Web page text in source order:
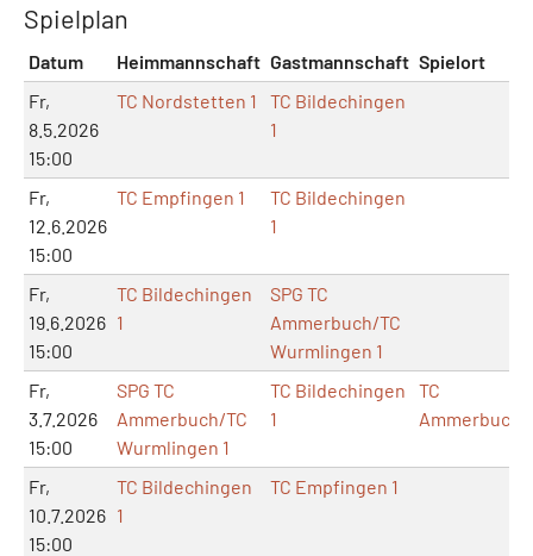
Spielplan
Datum Heimmannschaft Gastmannschaft Spielort
Fr,
8.5.2026
15:00
TC Nordstetten 1
TC Bildechingen
1
Fr,
12.6.2026
15:00
TC Empfingen 1
TC Bildechingen
1
Fr,
19.6.2026
15:00
TC Bildechingen
1
SPG TC
Ammerbuch/TC
Wurmlingen 1
Fr,
3.7.2026
15:00
SPG TC
Ammerbuch/TC
Wurmlingen 1
TC Bildechingen
1
TC
Ammerbuch
Fr,
10.7.2026
15:00
TC Bildechingen
1
TC Empfingen 1